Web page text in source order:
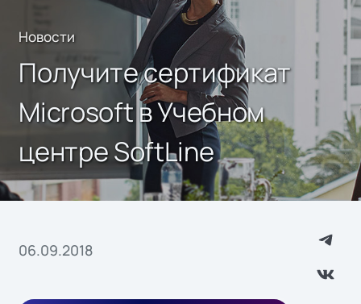
Новости
Получите сертификат
Microsoft в Учебном
центре SoftLine
06.09.2018